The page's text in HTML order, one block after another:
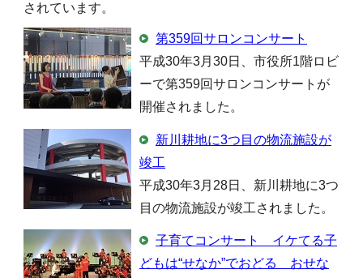
されています。
第359回サロンコンサート
平成30年3月30日、市役所1階ロビ
ーで第359回サロンコンサートが
開催されました。
新川耕地に3つ目の物流施設が
竣工
平成30年3月28日、新川耕地に3つ
目の物流施設が竣工されました。
子育てコンサート イケてる子
どもは“せなか”でおどる おせな